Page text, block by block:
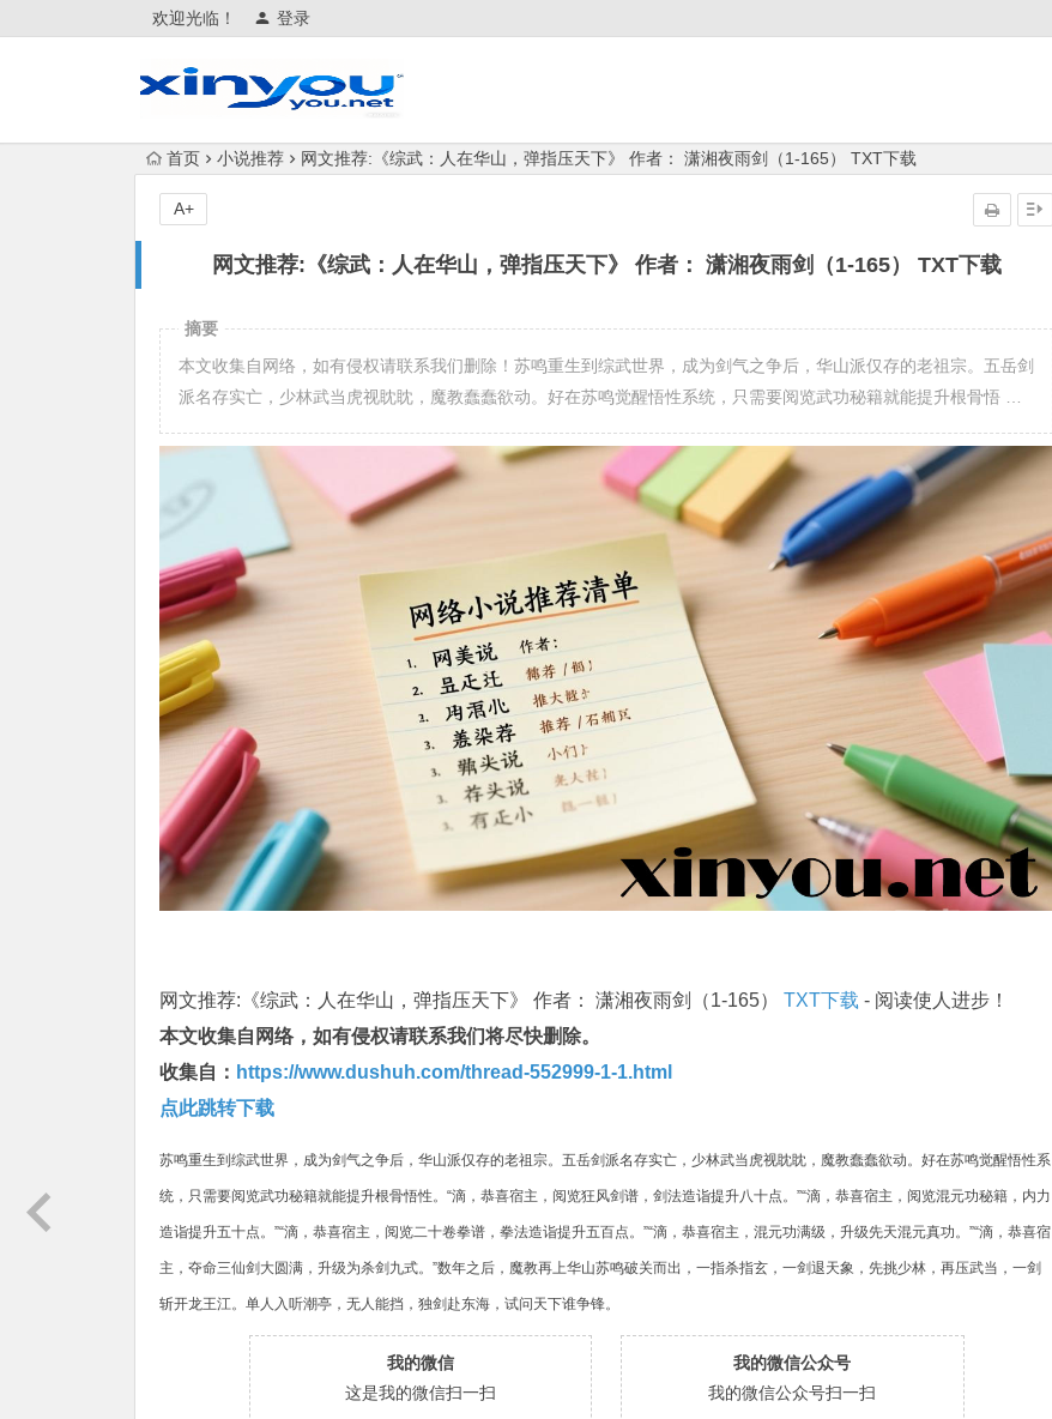
欢迎光临！ 登录
首页 小说推荐 网文推荐:《综武：人在华山，弹指压天下》 作者： 潇湘夜雨剑（1-165） TXT下载
网文推荐:《综武：人在华山，弹指压天下》 作者： 潇湘夜雨剑（1-165） TXT下载
A+
摘要
本文收集自网络，如有侵权请联系我们删除！苏鸣重生到综武世界，成为剑气之争后，华山派仅存的老祖宗。五岳剑
派名存实亡，少林武当虎视眈眈，魔教蠢蠢欲动。好在苏鸣觉醒悟性系统，只需要阅览武功秘籍就能提升根骨悟 …
网文推荐:《综武：人在华山，弹指压天下》 作者： 潇湘夜雨剑（1-165） TXT下载 - 阅读使人进步！
本文收集自网络，如有侵权请联系我们将尽快删除。
收集自： https://www.dushuh.com/thread-552999-1-1.html
点此跳转下载
苏鸣重生到综武世界，成为剑气之争后，华山派仅存的老祖宗。五岳剑派名存实亡，少林武当虎视眈眈，魔教蠢蠢欲动。好在苏鸣觉醒悟性系
统，只需要阅览武功秘籍就能提升根骨悟性。“滴，恭喜宿主，阅览狂风剑谱，剑法造诣提升八十点。”“滴，恭喜宿主，阅览混元功秘籍，内力
造诣提升五十点。”“滴，恭喜宿主，阅览二十卷拳谱，拳法造诣提升五百点。”“滴，恭喜宿主，混元功满级，升级先天混元真功。”“滴，恭喜宿
主，夺命三仙剑大圆满，升级为杀剑九式。”数年之后，魔教再上华山苏鸣破关而出，一指杀指玄，一剑退天象，先挑少林，再压武当，一剑
斩开龙王江。单人入听潮亭，无人能挡，独剑赴东海，试问天下谁争锋。
我的微信
这是我的微信扫一扫
我的微信公众号
我的微信公众号扫一扫